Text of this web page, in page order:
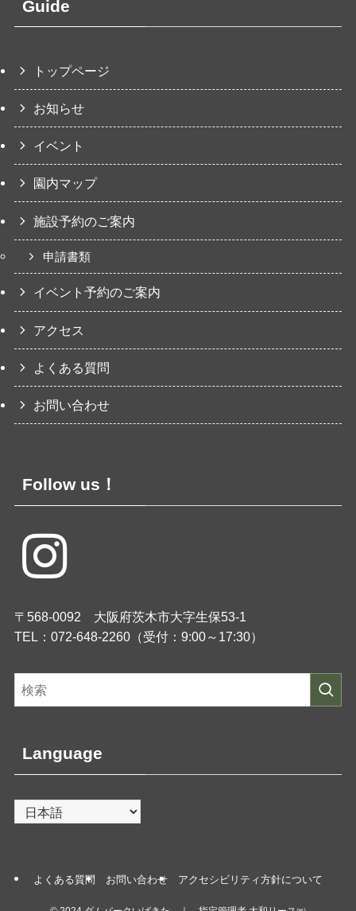
Guide
トップページ
お知らせ
イベント
園内マップ
施設予約のご案内
申請書類
イベント予約のご案内
アクセス
よくある質問
お問い合わせ
Follow us！
〒568-0092 大阪府茨木市大字生保53-1
TEL：072-648-2260（受付：9:00～17:30）
Language
よくある質問 お問い合わせ アクセシビリティ方針について